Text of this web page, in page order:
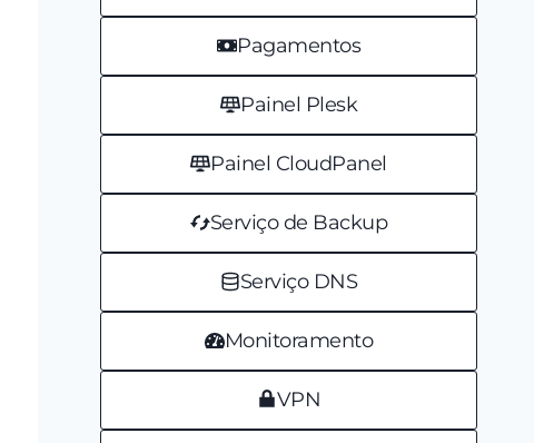
Pagamentos
Painel Plesk
Painel CloudPanel
Serviço de Backup
Serviço DNS
Monitoramento
VPN